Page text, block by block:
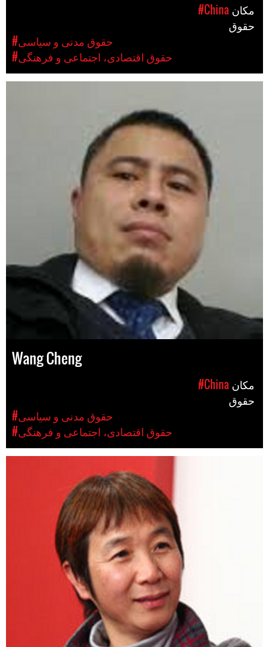
#China
#حقوق مدنی و سیاسی
#حقوق اقتصادی، اجتماعی و فرهنگی
Wang Cheng
#China
#حقوق مدنی و سیاسی
#حقوق اقتصادی، اجتماعی و فرهنگی